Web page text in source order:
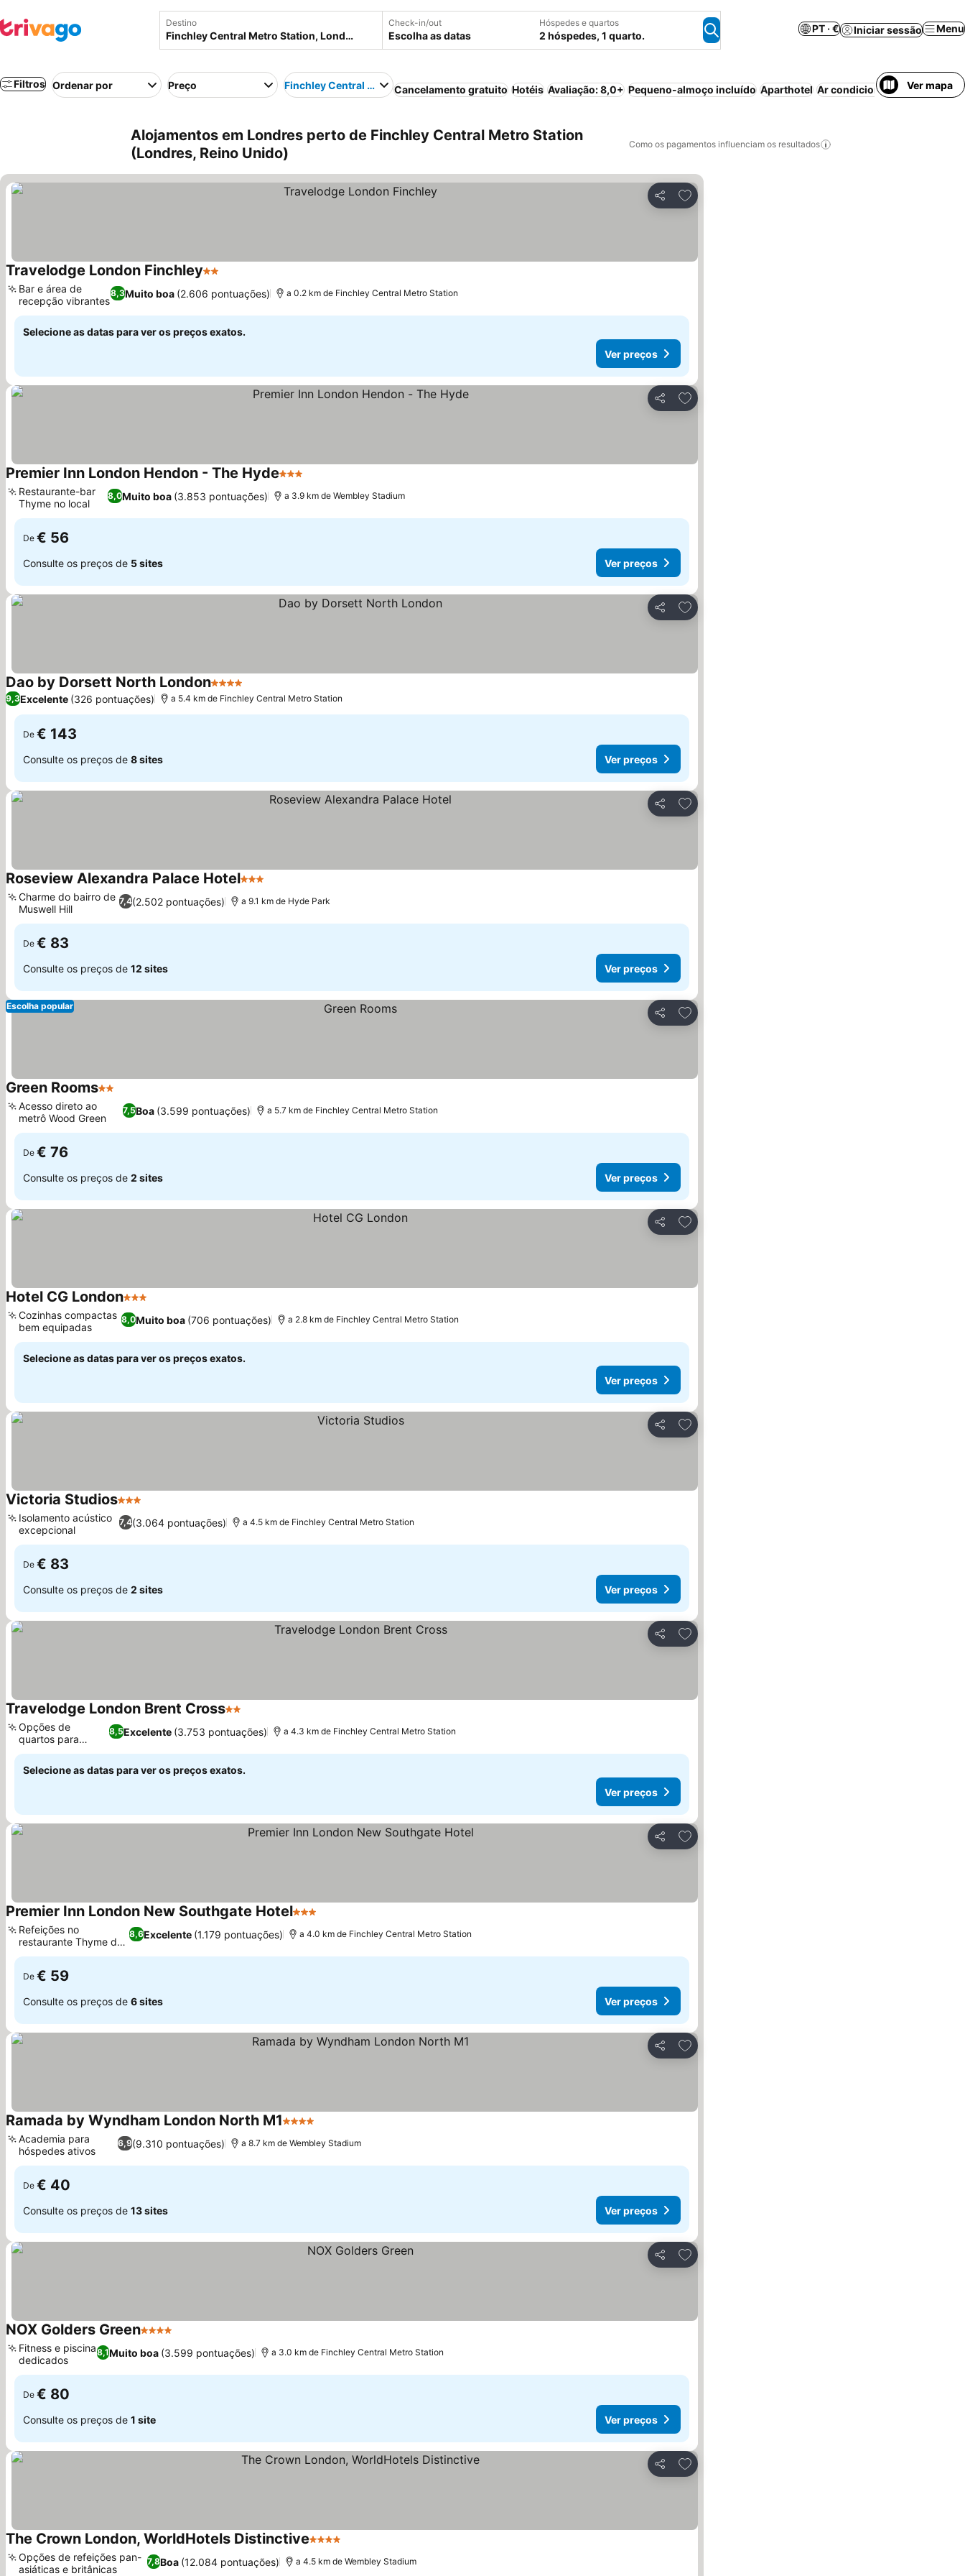
Destino Check-in/out
Escolha as datas
Hóspedes e quartos
2 hóspedes, 1 quarto.
PT · € Iniciar sessão Menu
Filtros Ordenar por Preço Finchley Central Metro StationCancelamento gratuito Hotéis Avaliação: 8,0+ Pequeno-almoço incluído Aparthotel Ar condicionado Wi-fi
Ver mapa
Alojamentos em Londres perto de Finchley Central Metro Station
(Londres, Reino Unido)
Como os pagamentos influenciam os resultados
Partilhar
Adicionar aos favoritos
Travelodge London Finchley2 Estrelas
8,3Muito boa (2.606 pontuações)
Bar e área de
recepção vibrantes
a 0.2 km de Finchley Central Metro Station
Selecione as datas para ver os preços exatos.
Ver preços
Partilhar
Adicionar aos favoritos
Premier Inn London Hendon - The Hyde3 Estrelas
8,0Muito boa (3.853 pontuações)
Restaurante-bar
Thyme no local
a 3.9 km de Wembley Stadium
De € 56
Consulte os preços de 5 sites Ver preços
Partilhar
Adicionar aos favoritos
Dao by Dorsett North London4 Estrelas
9,3Excelente (326 pontuações) a 5.4 km de Finchley Central Metro Station
De € 143
Consulte os preços de 8 sites Ver preços
Partilhar
Adicionar aos favoritos
Roseview Alexandra Palace Hotel3 Estrelas
7,4(2.502 pontuações)
Charme do bairro de
Muswell Hill
a 9.1 km de Hyde Park
De € 83
Consulte os preços de 12 sites Ver preços
Partilhar
Adicionar aos favoritos
Escolha popular
Green Rooms2 Estrelas
7,5Boa (3.599 pontuações)
Acesso direto ao
metrô Wood Green
a 5.7 km de Finchley Central Metro Station
De € 76
Consulte os preços de 2 sites Ver preços
Partilhar
Adicionar aos favoritos
Hotel CG London3 Estrelas
8,0Muito boa (706 pontuações)
Cozinhas compactas
bem equipadas
a 2.8 km de Finchley Central Metro Station
Selecione as datas para ver os preços exatos.
Ver preços
Partilhar
Adicionar aos favoritos
Victoria Studios3 Estrelas
7,4(3.064 pontuações)
Isolamento acústico
excepcional
a 4.5 km de Finchley Central Metro Station
De € 83
Consulte os preços de 2 sites Ver preços
Partilhar
Adicionar aos favoritos
Travelodge London Brent Cross2 Estrelas
8,5Excelente (3.753 pontuações)
Opções de
quartos para
famílias
a 4.3 km de Finchley Central Metro Station
Selecione as datas para ver os preços exatos.
Ver preços
Partilhar
Adicionar aos favoritos
Premier Inn London New Southgate Hotel3 Estrelas
8,6Excelente (1.179 pontuações)
Refeições no
restaurante Thyme do
hotel
a 4.0 km de Finchley Central Metro Station
De € 59
Consulte os preços de 6 sites Ver preços
Partilhar
Adicionar aos favoritos
Ramada by Wyndham London North M14 Estrelas
6,9(9.310 pontuações)
Academia para
hóspedes ativos
a 8.7 km de Wembley Stadium
De € 40
Consulte os preços de 13 sites Ver preços
Partilhar
Adicionar aos favoritos
NOX Golders Green4 Estrelas
8,1Muito boa (3.599 pontuações)
Fitness e piscina
dedicados
a 3.0 km de Finchley Central Metro Station
De € 80
Consulte os preços de 1 site Ver preços
Partilhar
Adicionar aos favoritos
The Crown London, WorldHotels Distinctive4 Estrelas
7,8Boa (12.084 pontuações)
Opções de refeições pan-
asiáticas e britânicas
a 4.5 km de Wembley Stadium